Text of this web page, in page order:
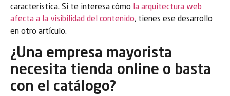
característica. Si te interesa cómo la arquitectura web
afecta a la visibilidad del contenido, tienes ese desarrollo
en otro artículo.
¿Una empresa mayorista
necesita tienda online o basta
con el catálogo?